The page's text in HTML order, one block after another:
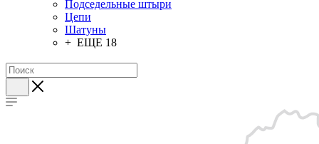
Подседельные штыри
Цепи
Шатуны
+ ЕЩЕ 18